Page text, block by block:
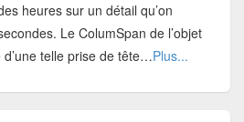
heures sur un détail qu’on
Le ColumSpan de l’objet
telle prise de tête…Plus...